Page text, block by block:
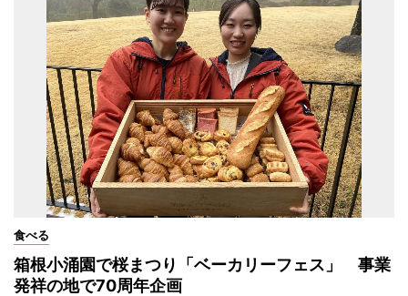
食べる
箱根小涌園で桜まつり「ベーカリーフェス」 事業
発祥の地で70周年企画